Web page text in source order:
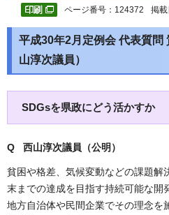
ページ番号：124372 掲
平成30年2月定例会 代表質問
山淳次議員）
SDGsを県政にどう活かすか
Q 西山淳次議員（公明）
貧困や格差、気候変動などの課題解
末までの達成を目指す持続可能な開
地方自治体や民間企業でその理念を